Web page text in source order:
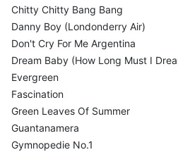
Chitty Chitty Bang Bang
Danny Boy (Londonderry Air)
Don't Cry For Me Argentina
Dream Baby (How Long Must I
Evergreen
Fascination
Green Leaves Of Summer
Guantanamera
Gymnopedie No.1